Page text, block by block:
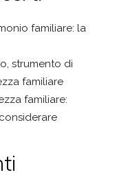
familiare: la
strumento di
familiare
familiare: